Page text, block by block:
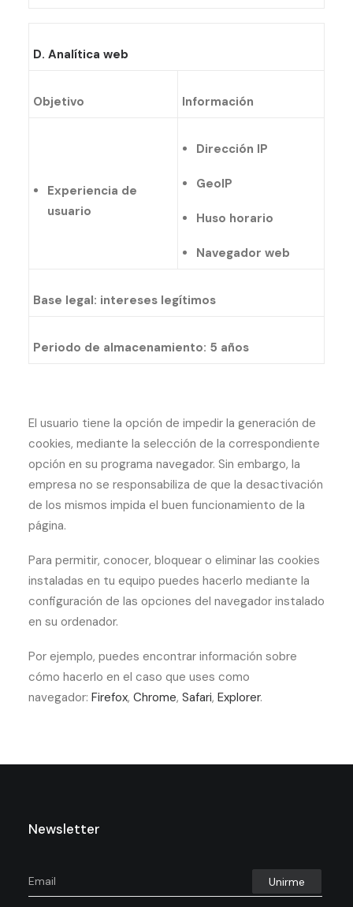
D. Analítica web
Objetivo Información
Experiencia de
usuario
Dirección IP
GeoIP
Huso horario
Navegador web
Base legal: intereses legítimos
Periodo de almacenamiento: 5 años
El usuario tiene la opción de impedir la generación de
cookies, mediante la selección de la correspondiente
opción en su programa navegador. Sin embargo, la
empresa no se responsabiliza de que la desactivación
de los mismos impida el buen funcionamiento de la
página.
Para permitir, conocer, bloquear o eliminar las cookies
instaladas en tu equipo puedes hacerlo mediante la
configuración de las opciones del navegador instalado
en su ordenador.
Por ejemplo, puedes encontrar información sobre
cómo hacerlo en el caso que uses como
navegador: Firefox, Chrome, Safari, Explorer.
Newsletter